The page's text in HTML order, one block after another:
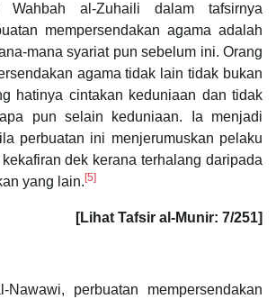
Wahbah al-Zuhaili dalam tafsirnya
mempersendakan agama adalah
mana syariat pun sebelum ini. Orang
agama tidak lain tidak bukan
hatinya cintakan keduniaan dan tidak
pun selain keduniaan. Ia menjadi
perbuatan ini menjerumuskan pelaku
dek kerana terhalang daripada
yang lain. [5]
[Lihat Tafsir al-Munir: 7/251]
Nawawi, perbuatan mempersendakan